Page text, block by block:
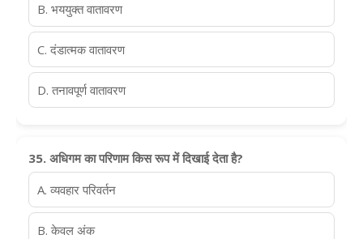
B. भययुक्त वातावरण
C. दंडात्मक वातावरण
D. तनावपूर्ण वातावरण
35. अधिगम का परिणाम किस रूप में दिखाई देता है?
A. व्यवहार परिवर्तन
B. केवल अंक